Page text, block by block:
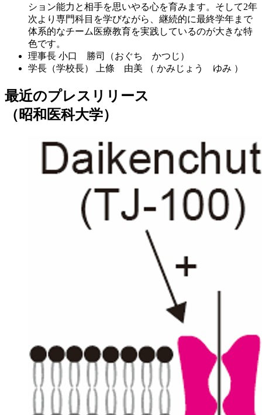
ション能力と相手を思いやる心を育みます。そして2年
次より専門科目を学びながら、継続的に最終学年まで
体系的なチーム医療教育を実践しているのが大きな特
色です。
理事長 小口 勝司（おぐち かつじ）
学長（学校長）
上條 由美 （ かみじょう ゆみ ）
最近のプレスリリース
（昭和医科大学）